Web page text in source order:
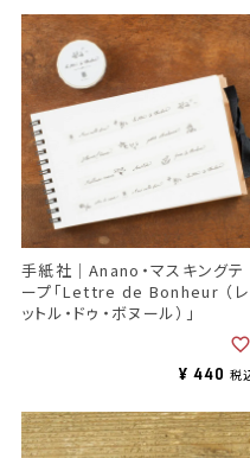
手紙社｜Anano・マスキングテ
ープ「Lettre de Bonheur （レ
ットル・ドゥ・ボヌール）」
¥ 440 税